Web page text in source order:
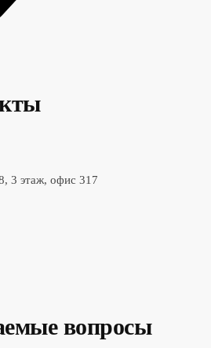
3 этаж, офис 317
вопросы